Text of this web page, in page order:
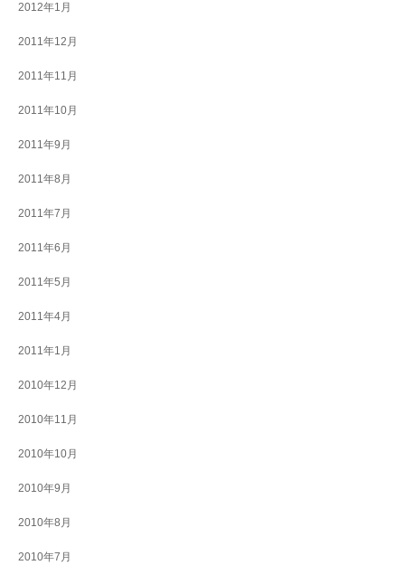
2012年1月
2011年12月
2011年11月
2011年10月
2011年9月
2011年8月
2011年7月
2011年6月
2011年5月
2011年4月
2011年1月
2010年12月
2010年11月
2010年10月
2010年9月
2010年8月
2010年7月